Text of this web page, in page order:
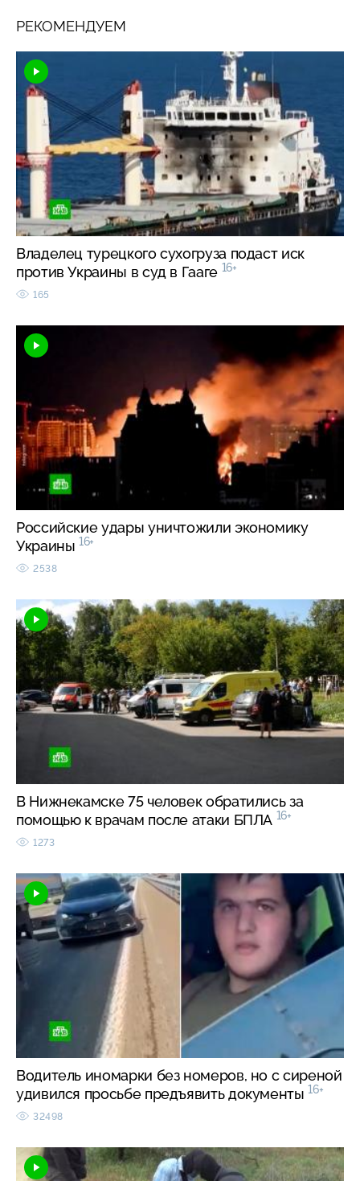
РЕКОМЕНДУЕМ
Владелец турецкого сухогруза подаст иск
против Украины в суд в Гааге 16+
165
Российские удары уничтожили экономику
Украины 16+
2538
В Нижнекамске 75 человек обратились за
помощью к врачам после атаки БПЛА 16+
1273
Водитель иномарки без номеров, но с сиреной
удивился просьбе предъявить документы 16+
32498